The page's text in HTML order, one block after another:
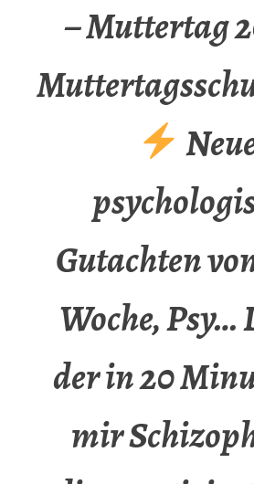
– Muttertag
Gutachten
Woche, Psy…
der in 20
mir